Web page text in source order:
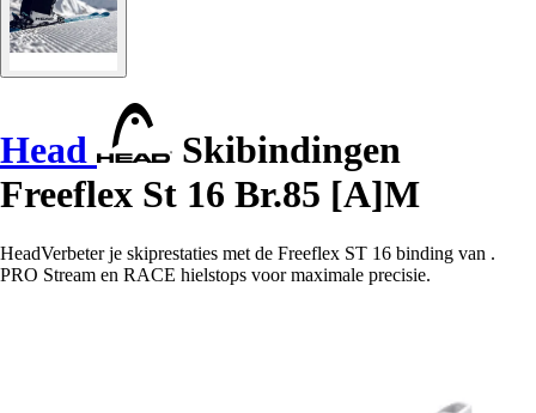
Head
Skibindingen
Freeflex St 16 Br.85 [A]M
HeadVerbeter je skiprestaties met de Freeflex ST 16 binding van .
PRO Stream en RACE hielstops voor maximale precisie.